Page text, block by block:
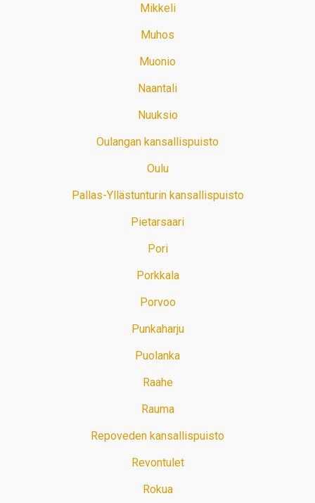
Mikkeli
Muhos
Muonio
Naantali
Nuuksio
Oulangan kansallispuisto
Oulu
Pallas-Yllästunturin kansallispuisto
Pietarsaari
Pori
Porkkala
Porvoo
Punkaharju
Puolanka
Raahe
Rauma
Repoveden kansallispuisto
Revontulet
Rokua